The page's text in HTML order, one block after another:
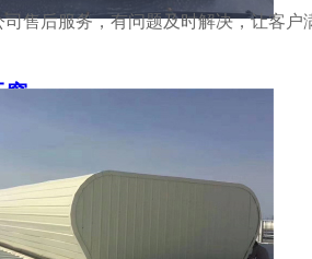
窗
售后服务，有问题及时解决，让客户